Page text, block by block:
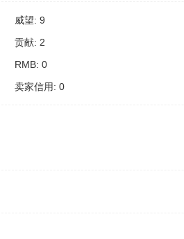
威望: 9
贡献: 2
RMB: 0
卖家信用: 0